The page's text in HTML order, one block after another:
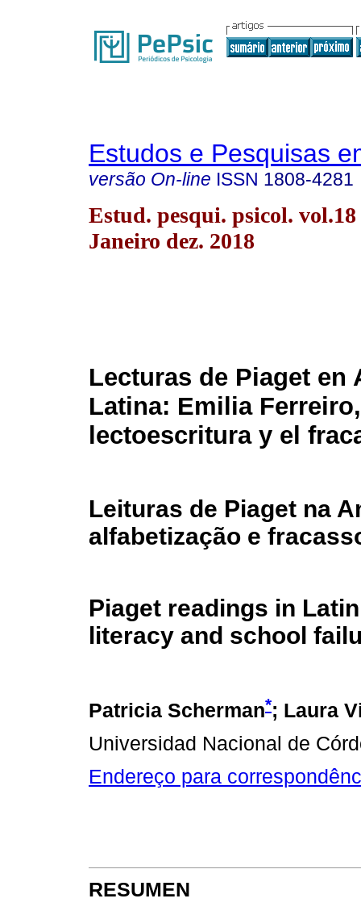
Estudos e Pesquisas
versão On-line ISSN 1808-4281
Estud. pesqui. psicol. vol.18
Janeiro dez. 2018
Lecturas de Piaget en
Latina: Emilia
lectoescritura y el
Leituras de Piaget na
alfabetização e
Piaget readings in
literacy and school
Patricia Scherman*; Laura
Universidad Nacional de
Endereço para
RESUMEN